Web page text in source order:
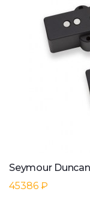
Seymour
45386 ₽